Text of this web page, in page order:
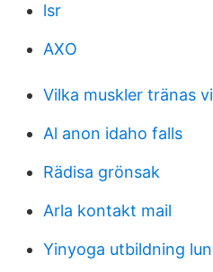
lsr
AXO
Vilka muskler tränas
Al anon idaho falls
Rädisa grönsak
Arla kontakt mail
Yinyoga utbildning